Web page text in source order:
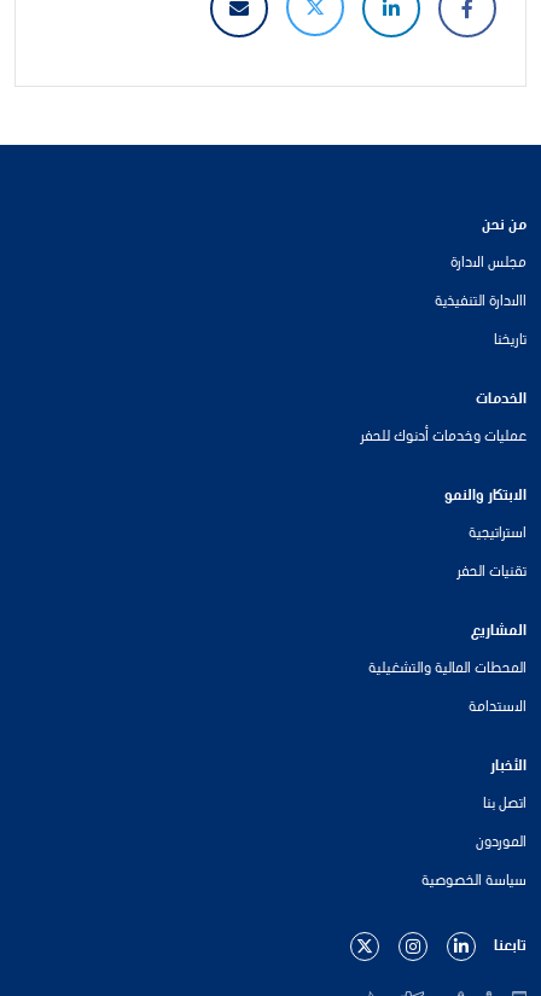
من نحن
مجلس الادارة
االادارة التنفيذية
تاريخنا
الخدمات
عمليات وخدمات أدنوك للحفر
الابتكار والنمو
استراتيجية
تقنيات الحفر
المشاريع
المحطات المالية والتشغيلية
الاستدامة
الأخبار
اتصل بنا
الموردون
سياسة الخصوصية
تابعنا